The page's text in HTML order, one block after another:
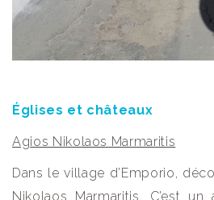
Églises et châteaux
Agios Nikolaos Marmaritis
Dans le village d’Emporio,
Nikolaos Marmaritis. C’est